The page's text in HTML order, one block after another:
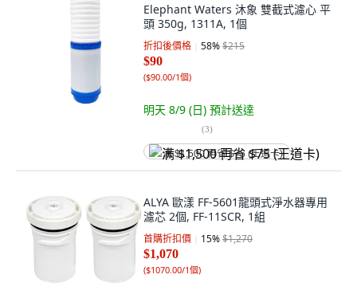
Elephant Waters 沐象 雙截式濾心 平
頭 350g, 1311A, 1個
折扣後價格 58%$215
$90
($90.00/1個)
明天 8/9 (日) 預計送達
(3)
满 $1,500 再省 $75 (王道卡)
ALYA 歐漾 FF-5601龍頭式淨水器專用
濾芯 2個, FF-11SCR, 1組
首購折扣價 15%$1,270
$1,070
($1070.00/1個)